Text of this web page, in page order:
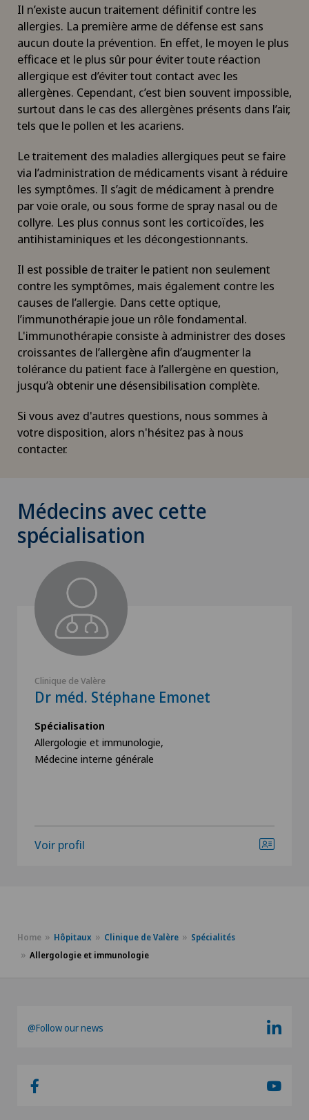
Il n’existe aucun traitement définitif contre les
allergies. La première arme de défense est sans
aucun doute la prévention. En effet, le moyen le plus
efficace et le plus sûr pour éviter toute réaction
allergique est d’éviter tout contact avec les
allergènes. Cependant, c’est bien souvent impossible,
surtout dans le cas des allergènes présents dans l’air,
tels que le pollen et les acariens.
Le traitement des maladies allergiques peut se faire
via l’administration de médicaments visant à réduire
les symptômes. Il s’agit de médicament à prendre
par voie orale, ou sous forme de spray nasal ou de
collyre. Les plus connus sont les corticoïdes, les
antihistaminiques et les décongestionnants.
Il est possible de traiter le patient non seulement
contre les symptômes, mais également contre les
causes de l’allergie. Dans cette optique,
l’immunothérapie joue un rôle fondamental.
L'immunothérapie consiste à administrer des doses
croissantes de l’allergène afin d’augmenter la
tolérance du patient face à l’allergène en question,
jusqu’à obtenir une désensibilisation complète.
Si vous avez d'autres questions, nous sommes à
votre disposition, alors n'hésitez pas à nous
contacter.
Médecins avec cette
spécialisation
Clinique de Valère
Dr méd. Stéphane Emonet
Spécialisation
Allergologie et immunologie,
Médecine interne générale
Voir profil
Home Hôpitaux Clinique de Valère
Spécialités
Allergologie et immunologie
@Follow our news